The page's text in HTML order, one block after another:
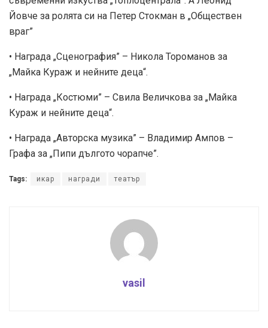
Йовче за ролята си на Петер Стокман в „Обществен
враг”
• Награда „Сценография” – Никола Тороманов за
„Майка Кураж и нейните деца“.
• Награда „Костюми” – Свила Величкова за „Майка
Кураж и нейните деца“.
• Награда „Авторска музика” – Владимир Ампов –
Графа за „Пипи дългото чорапче”.
Tags: икар награди театър
vasil